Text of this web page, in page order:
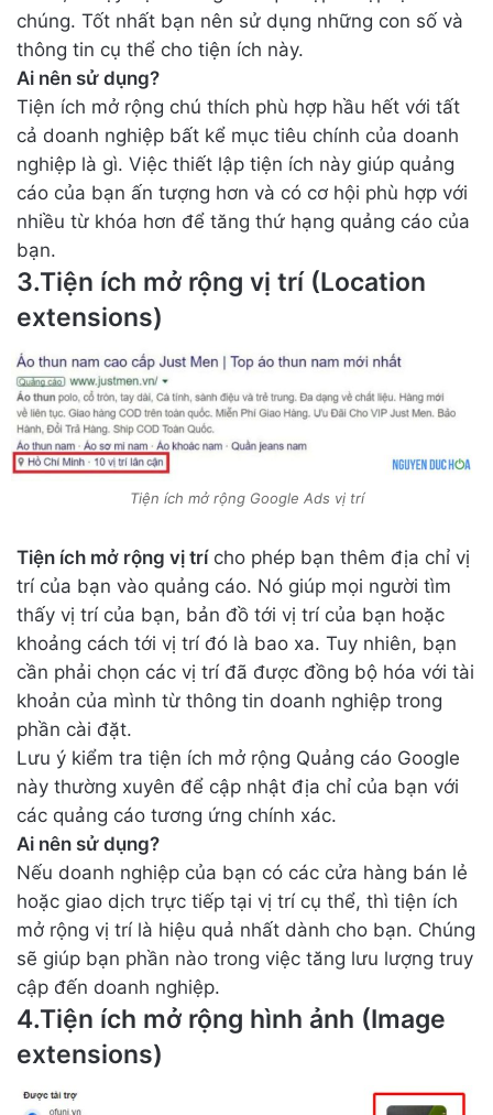
chúng. Tốt nhất bạn nên sử dụng những con số và
thông tin cụ thể cho tiện ích này.
Ai nên sử dụng?
Tiện ích mở rộng chú thích phù hợp hầu hết với tất
cả doanh nghiệp bất kể mục tiêu chính của doanh
nghiệp là gì. Việc thiết lập tiện ích này giúp quảng
cáo của bạn ấn tượng hơn và có cơ hội phù hợp với
nhiều từ khóa hơn để tăng thứ hạng quảng cáo của
bạn.
3.Tiện ích mở rộng vị trí (Location
extensions)
Tiện ích mở rộng Google Ads vị trí
Tiện ích mở rộng vị trícho phép bạn thêm địa chỉ vị
trí của bạn vào quảng cáo. Nó giúp mọi người tìm
thấy vị trí của bạn, bản đồ tới vị trí của bạn hoặc
khoảng cách tới vị trí đó là bao xa. Tuy nhiên, bạn
cần phải chọn các vị trí đã được đồng bộ hóa với tài
khoản của mình từ thông tin doanh nghiệp trong
phần cài đặt.
Lưu ý kiểm tra tiện ích mở rộng Quảng cáo Google
này thường xuyên để cập nhật địa chỉ của bạn với
các quảng cáo tương ứng chính xác.
Ai nên sử dụng?
Nếu doanh nghiệp của bạn có các cửa hàng bán lẻ
hoặc giao dịch trực tiếp tại vị trí cụ thể, thì tiện ích
mở rộng vị trí là hiệu quả nhất dành cho bạn. Chúng
sẽ giúp bạn phần nào trong việc tăng lưu lượng truy
cập đến doanh nghiệp.
4.Tiện ích mở rộng hình ảnh (Image
extensions)